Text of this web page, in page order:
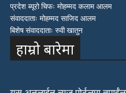
प्रदेश ब्यूरो चिफः मोहम्मद कलाम आलम
संवाददाताः मोहम्मद साजिद आलम
बिशेष संवाददाताः रुवी खातुन
हाम्रो बारेमा